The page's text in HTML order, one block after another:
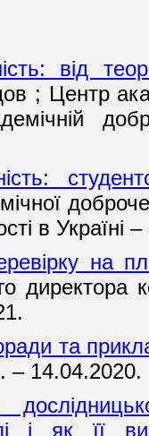
від
; Центр
в Україні
на
директора
та
– 14.04.2020.
і як її